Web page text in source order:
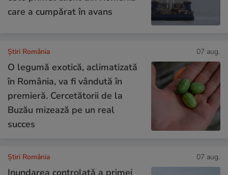
care a cumpărat în avans
Știri România 07 aug.
O legumă exotică, aclimatizată
în România, va fi vândută în
premieră. Cercetătorii de la
Buzău mizează pe un real
succes
Știri România 07 aug.